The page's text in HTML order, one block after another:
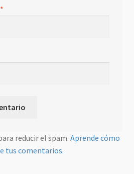
*
reducir el spam. Aprende cómo
tus comentarios.